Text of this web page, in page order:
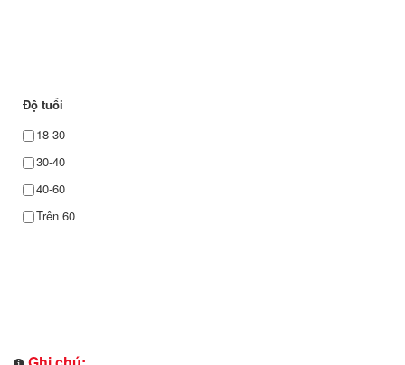
Độ tuổi
18-30
30-40
40-60
Trên 60